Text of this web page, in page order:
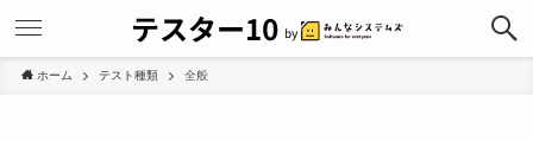
ホーム テスト種類 全般